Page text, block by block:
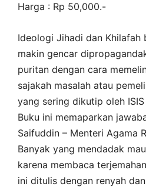
Harga : Rp 50,000.-
Ideologi Jihadi dan Khilafah
makin gencar
puritan dengan cara
sajakah masalah atau
yang sering dikutip oleh
Buku ini memaparkan
Saifuddin – Menteri Agama
Banyak yang mendadak
karena membaca
ini ditulis dengan renyah